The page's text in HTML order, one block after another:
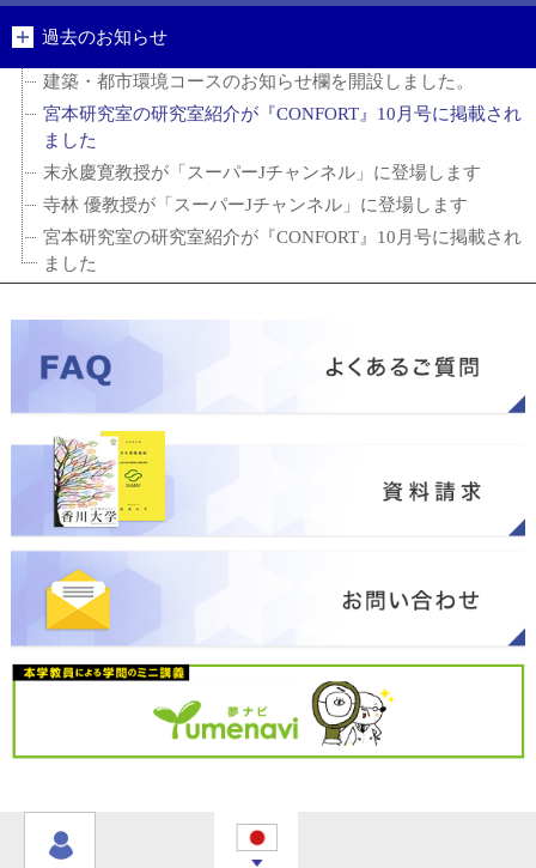
過去のお知らせ
建築・都市環境コースのお知らせ欄を開設しました。
宮本研究室の研究室紹介が『CONFORT』10月号に掲載され
ました
末永慶寛教授が「スーパーJチャンネル」に登場します
寺林 優教授が「スーパーJチャンネル」に登場します
宮本研究室の研究室紹介が『CONFORT』10月号に掲載され
ました